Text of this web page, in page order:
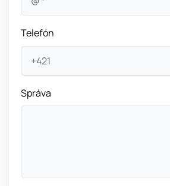
Telefón
Správa